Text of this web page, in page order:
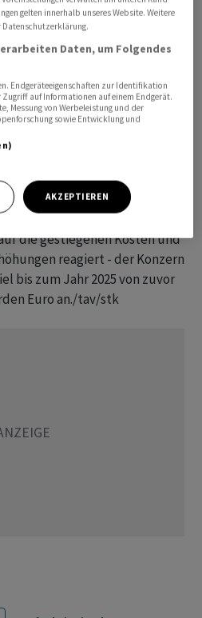
Trotz des
sei Sartorius über das
Regionen gewachsen, sagte
laut Mitteilung. Das
Zinsen und
Ebitda) kletterte um ein
Euro. Unter dem Strich
Prozent im Vergleich zum
die gestiegenen Kosten und
reagiert - der Konzern
bis zum Jahr 2025 von zuvor
Euro an./tav/stk
gelten innerhalb unseres Website. Weitere
Datenschutzerklärung.
Daten, um Folgendes
Endgeräteeigenschaften zur Identifikation
auf Informationen auf einem Endgerät.
Messung von Werbeleistung und der
sowie Entwicklung und
AKZEPTIEREN